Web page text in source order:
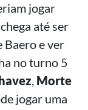
jogar
até ser
Baero e ver
no turno 5
, Morte
jogar uma